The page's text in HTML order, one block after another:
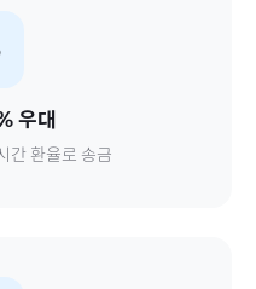
우대
간 환율로 송금